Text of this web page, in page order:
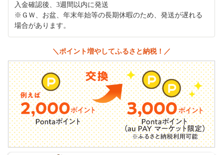
入金確認後、3週間以内に発送
※ＧＷ、お盆、年末年始等の長期休暇のため、発送が遅れる
場合があります。
＼ポイント増やしてふるさと納税！／